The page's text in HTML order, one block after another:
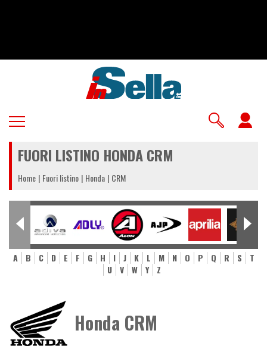
FUORI LISTINO HONDA CRM
Home Fuori listino Honda CRM
A B C D E F G H I J K L M N O P Q R S
T
U
V W Y Z
Honda CRM